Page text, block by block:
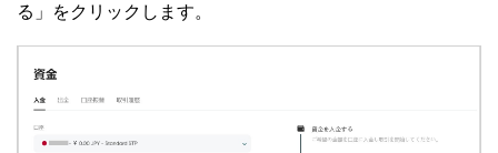
る」をクリックします。